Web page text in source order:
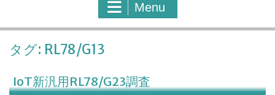
o
Menu
タグ: RL78/G13
IoT新汎用RL78/G23調査